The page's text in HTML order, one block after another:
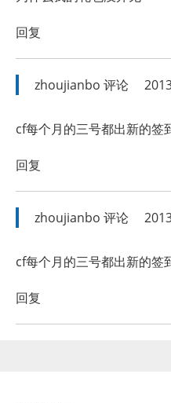
回复
zhoujianbo 评论
cf每个月的三号都出新的签
回复
zhoujianbo 评论
cf每个月的三号都出新的签
回复